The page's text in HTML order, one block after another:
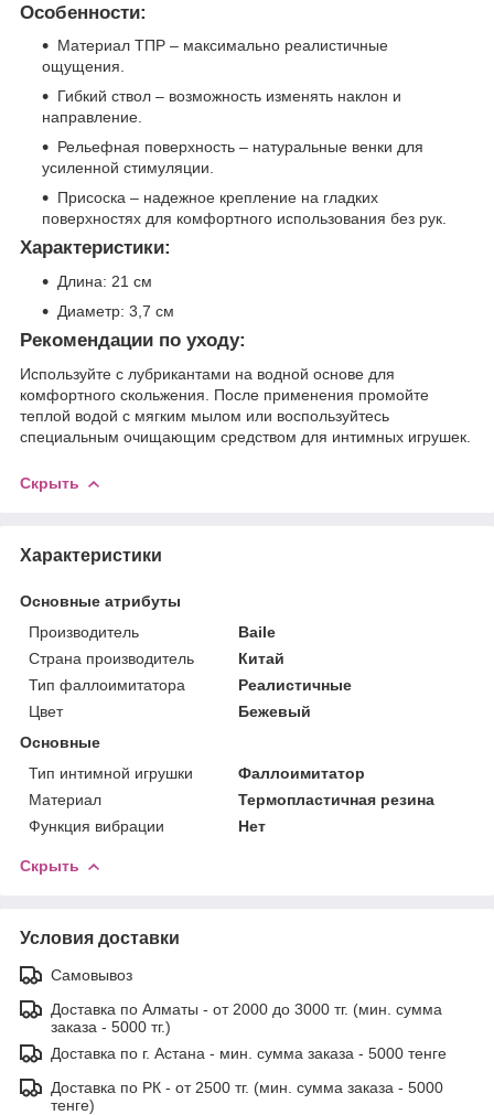
Особенности:
Материал ТПР – максимально реалистичные
ощущения.
Гибкий ствол – возможность изменять наклон и
направление.
Рельефная поверхность – натуральные венки для
усиленной стимуляции.
Присоска – надежное крепление на гладких
поверхностях для комфортного использования без рук.
Характеристики:
Длина: 21 см
Диаметр: 3,7 см
Рекомендации по уходу:
Используйте с лубрикантами на водной основе для
комфортного скольжения. После применения промойте
теплой водой с мягким мылом или воспользуйтесь
специальным очищающим средством для интимных игрушек.
Скрыть
Характеристики
Основные атрибуты
Производитель
Baile
Страна производитель
Китай
Тип фаллоимитатора
Реалистичные
Цвет
Бежевый
Основные
Тип интимной игрушки
Фаллоимитатор
Материал
Термопластичная резина
Функция вибрации
Нет
Скрыть
Условия доставки
Самовывоз
Доставка по Алматы - от 2000 до 3000 тг. (мин. сумма
заказа - 5000 тг.)
Доставка по г. Астана - мин. сумма заказа - 5000 тенге
Доставка по РК - от 2500 тг. (мин. сумма заказа - 5000
тенге)